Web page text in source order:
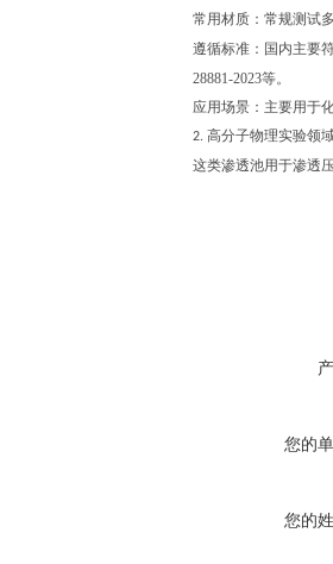
常用材质‌：常规测试
遵循标准‌：国内主要
28881-2023等。
应用场景‌：主要用于
2. 高分子物理实验领
这类渗透池用于渗透
您的
您的